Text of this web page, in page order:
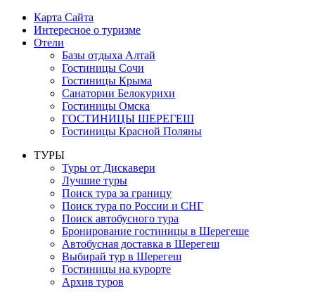
Карта Сайта
Интересное о туризме
Отели
Базы отдыха Алтай
Гостиницы Сочи
Гостиницы Крыма
Санатории Белокурихи
Гостиницы Омска
ГОСТИНИЦЫ ШЕРЕГЕШ
Гостиницы Красной Поляны
ТУРЫ
Туры от Дискавери
Лучшие туры
Поиск тура за границу
Поиск тура по России и СНГ
Поиск автобусного тура
Бронирование гостиницы в Шерегеше
Автобусная доставка в Шерегеш
Выбирай тур в Шерегеш
Гостиницы на курорте
Архив туров